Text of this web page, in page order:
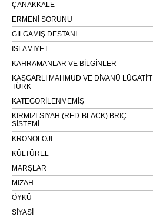
ÇANAKKALE
ERMENİ SORUNU
GILGAMIŞ DESTANI
İSLAMİYET
KAHRAMANLAR VE BİLGİNLER
KAŞGARLI MAHMUD VE DİVANÜ LÜGATİ'T
TÜRK
KATEGORİLENMEMİŞ
KIRMIZI-SİYAH (RED-BLACK) BRİÇ
SİSTEMİ
KRONOLOJİ
KÜLTÜREL
MARŞLAR
MİZAH
ÖYKÜ
SİYASİ